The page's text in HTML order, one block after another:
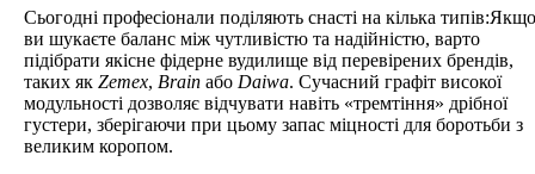
Сьогодні професіонали поділяють снасті на кілька типів:Якщо
ви шукаєте баланс між чутливістю та надійністю, варто
підібрати якісне фідерне вудилище від перевірених брендів,
таких як Zemex, Brain або Daiwa. Сучасний графіт високої
модульності дозволяє відчувати навіть «тремтіння» дрібної
густери, зберігаючи при цьому запас міцності для боротьби з
великим коропом.